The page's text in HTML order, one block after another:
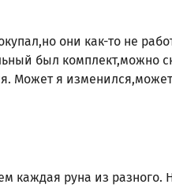
они как-то не
был комплект,можно
Может я
руна из разного.